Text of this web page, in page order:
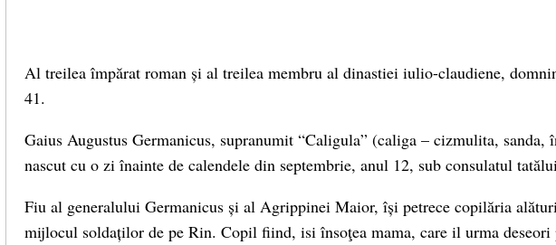
Al treilea împărat roman și al treilea membru al dinastiei iulio-claudiene,
41.
Gaius Augustus Germanicus, supranumit “Caligula” (caliga – cizmulita, sanda,
nascut cu o zi înainte de calendele din septembrie, anul 12, sub consulatul
Fiu al generalului Germanicus și al Agrippinei Maior, își petrece copilăria
mijlocul soldaților de pe Rin. Copil fiind, isi însoţea mama, care il urma deseori